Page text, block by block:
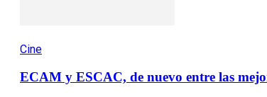
Cine
ECAM y ESCAC, de nuevo entre las